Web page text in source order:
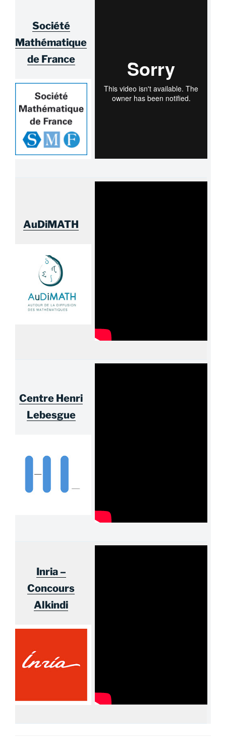
Société
Mathématique
de France
AuDiMATH
Centre Henri
Lebesgue
Inria –
Concours
Alkindi